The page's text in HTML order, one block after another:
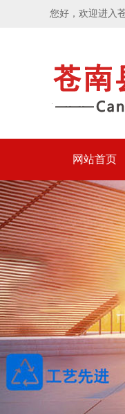
您好，欢迎进入
网站首页